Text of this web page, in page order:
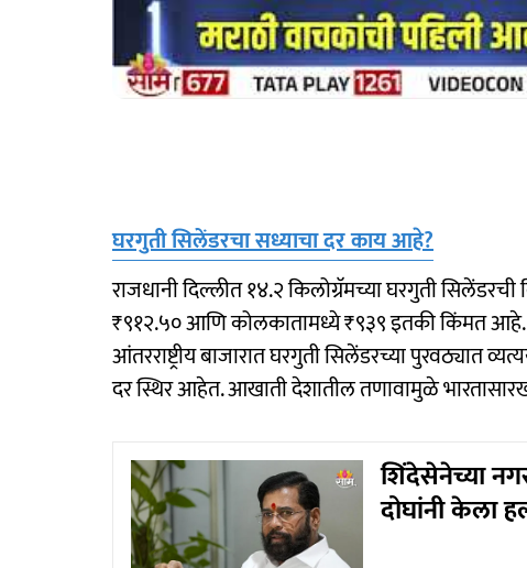
घरगुती सिलेंडरचा सध्याचा दर काय आहे?
राजधानी दिल्लीत १४.२ किलोग्रॅमच्या घरगुती
₹९१२.५० आणि कोलकातामध्ये ₹९३९ इतकी किंमत
आंतरराष्ट्रीय बाजारात घरगुती सिलेंडरच्या पुरवठ्यात
दर स्थिर आहेत. आखाती देशातील तणावामुळे
शिंदेसेनेच्या
दोघांनी केला